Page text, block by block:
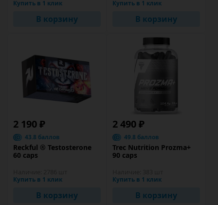
Купить в 1 клик
В корзину
Купить в 1 клик
В корзину
2 190 ₽
43.8 баллов
Reckful ® Testosterone
60 caps
Купить в 1 клик
В корзину
2 490 ₽
49.8 баллов
Trec Nutrition Prozma+
90 caps
Купить в 1 клик
В корзину